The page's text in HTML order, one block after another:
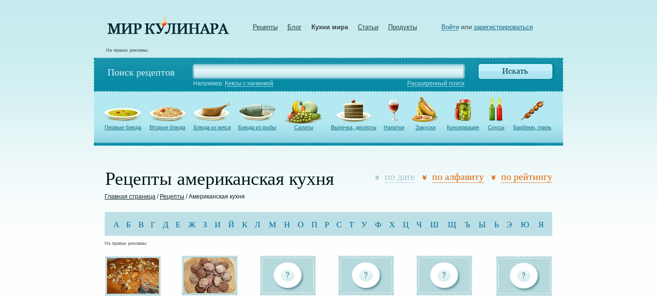
Рецепты Блог Кухни мира Статьи Продукты Войтиили зарегистрироваться
На правах рекламы:
Поиск рецептов
Например: Кексы с начинкой Расширенный поиск
Первые блюда Вторые блюда Блюда из мяса Блюда из рыбы Салаты Выпечка, десерты Напитки Закуски Консервация Соусы Барбекю, гриль
Рецепты американская кухня по дате по алфавиту по рейтингу
Главная страница / Рецепты / Американская кухня
А Б В Г Д Е Ж З И Й К Л М Н О П Р С Т У Ф Х Ц Ч Ш Щ Ъ Ы Ь Э Ю Я
На правах рекламы: